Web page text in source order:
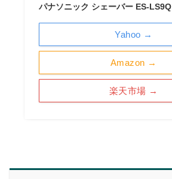
パナソニック シェーバー ES-LS9Q
Amazon →
楽天市場 →
Yahoo →